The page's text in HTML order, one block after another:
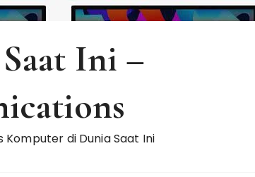
Ini –
di Dunia Saat Ini